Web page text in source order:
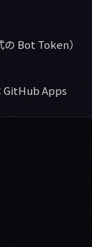
の Bot Token）
GitHub Apps